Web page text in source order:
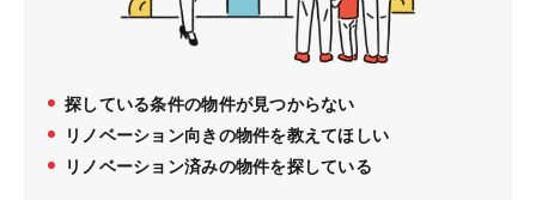
探している条件の物件が見つからない
リノベーション向きの物件を教えてほしい
リノベーション済みの物件を探している